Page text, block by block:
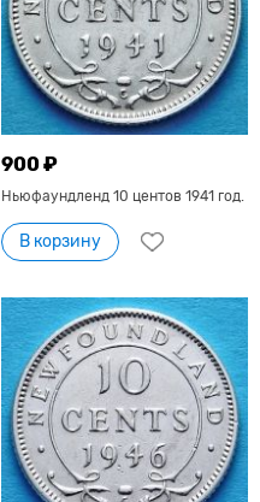
900 ₽
Ньюфаундленд 10 центов 1941 год.
В корзину